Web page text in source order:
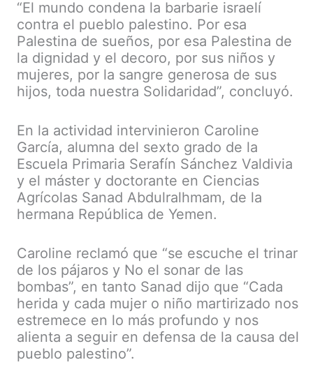
“El mundo condena la barbarie israelí
contra el pueblo palestino. Por esa
Palestina de sueños, por esa Palestina de
la dignidad y el decoro, por sus niños y
mujeres, por la sangre generosa de sus
hijos, toda nuestra Solidaridad”, concluyó.
En la actividad intervinieron Caroline
García, alumna del sexto grado de la
Escuela Primaria Serafín Sánchez Valdivia
y el máster y doctorante en Ciencias
Agrícolas Sanad Abdulralhmam, de la
hermana República de Yemen.
Caroline reclamó que “se escuche el trinar
de los pájaros y No el sonar de las
bombas”, en tanto Sanad dijo que “Cada
herida y cada mujer o niño martirizado nos
estremece en lo más profundo y nos
alienta a seguir en defensa de la causa del
pueblo palestino”.